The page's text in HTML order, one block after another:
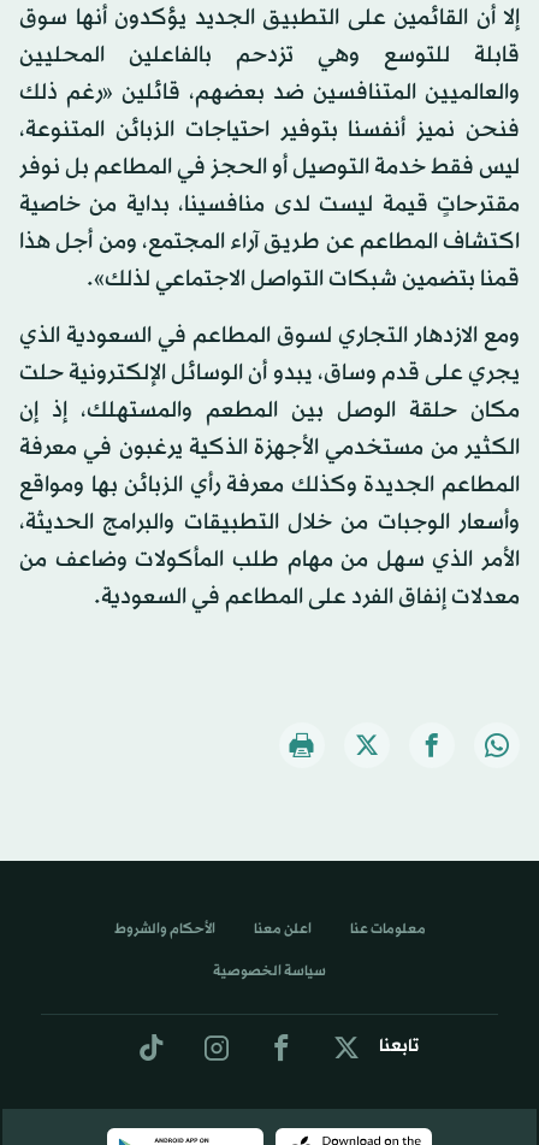
إلا أن القائمين على التطبيق الجديد يؤكدون أنها سوق
قابلة للتوسع وهي تزدحم بالفاعلين المحليين
والعالميين المتنافسين ضد بعضهم، قائلين «رغم ذلك
فنحن نميز أنفسنا بتوفير احتياجات الزبائن المتنوعة،
ليس فقط خدمة التوصيل أو الحجز في المطاعم بل نوفر
مقترحاتٍ قيمة ليست لدى منافسينا، بداية من خاصية
اكتشاف المطاعم عن طريق آراء المجتمع، ومن أجل هذا
قمنا بتضمين شبكات التواصل الاجتماعي لذلك».
ومع الازدهار التجاري لسوق المطاعم في السعودية الذي
يجري على قدم وساق، يبدو أن الوسائل الإلكترونية حلت
مكان حلقة الوصل بين المطعم والمستهلك، إذ إن
الكثير من مستخدمي الأجهزة الذكية يرغبون في معرفة
المطاعم الجديدة وكذلك معرفة رأي الزبائن بها ومواقع
وأسعار الوجبات من خلال التطبيقات والبرامج الحديثة،
الأمر الذي سهل من مهام طلب المأكولات وضاعف من
معدلات إنفاق الفرد على المطاعم في السعودية.
تابعنا
معلومات عنا اعلن معنا الأحكام والشروط
سياسة الخصوصية